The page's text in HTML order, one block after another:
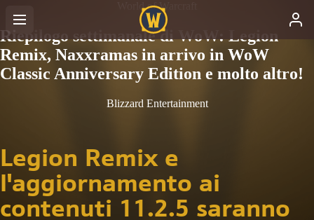
World of Warcraft
Riepilogo settimanale di WoW: Legion
Remix, Naxxramas in arrivo in WoW
Classic Anniversary Edition e molto altro!
Blizzard Entertainment
Legion Remix e
l'aggiornamento ai
contenuti 11.2.5 saranno